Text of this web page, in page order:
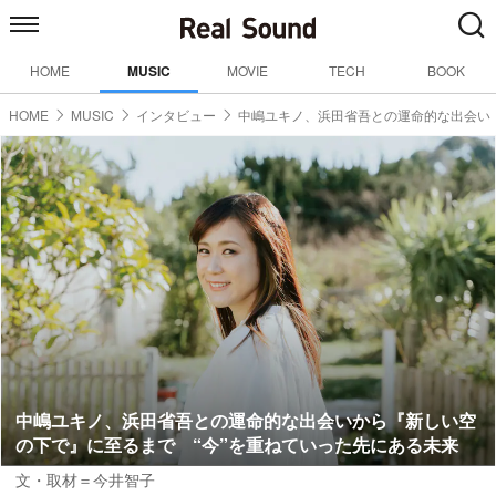
HOME MUSIC MOVIE TECH BOOK
HOME MUSIC インタビュー 中嶋ユキノ、浜田省吾との運命的な出会い
中嶋ユキノ、浜田省吾との運命的な出会いから『新しい空
の下で』に至るまで “今”を重ねていった先にある未来
文・取材＝今井智子